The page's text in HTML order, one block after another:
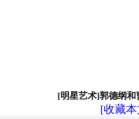
[明星艺术]郭德纲
[收藏